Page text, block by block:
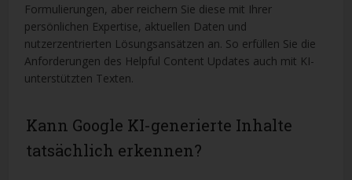
Formulierungen, aber reichern Sie diese mit Ihrer
persönlichen Expertise, aktuellen Daten und
nutzerzentrierten Lösungsansätzen an. So erfüllen Sie die
Anforderungen des Helpful Content Updates auch mit KI-
unterstützten Texten.
Kann Google KI-generierte Inhalte
tatsächlich erkennen?